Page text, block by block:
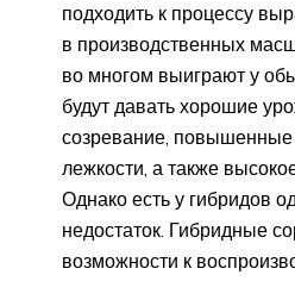
подходить к процессу
в производственных
во многом выиграют у
будут давать хорошие
созревание, повышенные
лежкости, а также
Однако есть у гибридов
недостаток. Гибридные
возможности к